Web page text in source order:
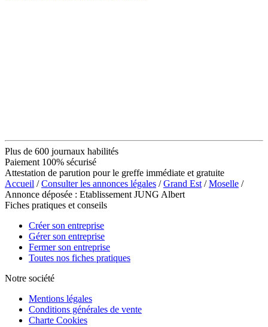
Plus de 600 journaux habilités
Paiement 100% sécurisé
Attestation de parution pour le greffe immédiate et gratuite
Accueil /Consulter les annonces légales /Grand Est /Moselle /
Annonce déposée : Etablissement JUNG Albert
Fiches pratiques et conseils
Créer son entreprise
Gérer son entreprise
Fermer son entreprise
Toutes nos fiches pratiques
Notre société
Mentions légales
Conditions générales de vente
Charte Cookies